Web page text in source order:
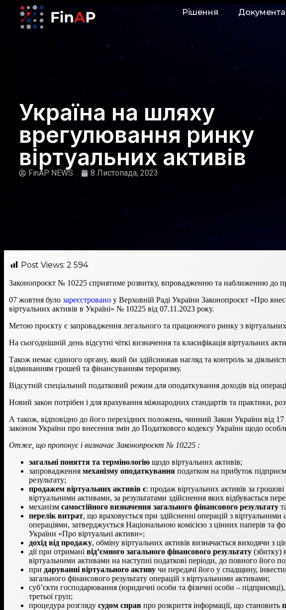
Рішення
Україна на шляху
врегулювання ринку
віртуальних активів
FinAP NEWS 8 Листопада, 2023
Post Views: 2 594
Законопроєкт № 10225 сприятиме розвитку, впровадженню та наближенню до
07 жовтня було зареєстровано у Верховній Раді України Законопроєкт «Про
віртуальних активів в Україні» № 10225 від 07.11.2023 року.
Метою проєкту є запровадження легального та працюючого ринку з
На сьогоднішній день відсутні чіткі визначення та класифікація віртуальних
Також немає єдиного органу, який би здійснював нагляд та контроль за
відмиванням грошей та фінансуванням тероризму.
Відсутній спеціальний податковий режим для оподаткування доходів від
Новий закон потрібен і для врахування міжнародних стандартів та практики,
А також, відповідно до його перехідних положень, чинний Закон України від
законом України про внесення змін до Податкового кодексу України щодо
Отже, що пропонує і визначає Законопроєкт № 10225 :
загальні поняття та термінологію щодо віртуальних активів;
запровадження механізму оподаткування податком на прибуток
результату;
продажем віртуальних активів є: продаж віртуальних активів за
віртуальними активами, за результатами здійснення яких відбувається
механізм самостійного визначення загального фінансового результату
перелік витрат, що враховується при здійсненні операцій з
операціями, затверджується Національною комісією з цінних паперів
України «Про віртуальні активи»;
дохід від продажу, обміну віртуальних активів визначається виходячи з
дії при отримані від’ємного загального фінансового результату (збитку)
віртуальними активами на наступні податкові періоди, до повного його
при даруванні віртуального активу чи передачі його у спадщину,
загального фінансового результату операцій з віртуальними активами;
суб’єкти господарювання (юридичні особи та фізичні особи –
третьої груп;
процедура розгляду судом справ про розкриття інформації, що становить